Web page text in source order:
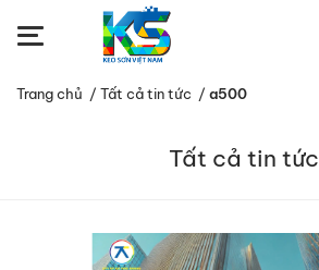
Trang chủ / Tất cả tin tức / a500
Tất cả tin tức